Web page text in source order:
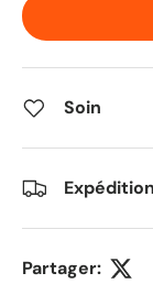
Soin
Expédition
Partager: